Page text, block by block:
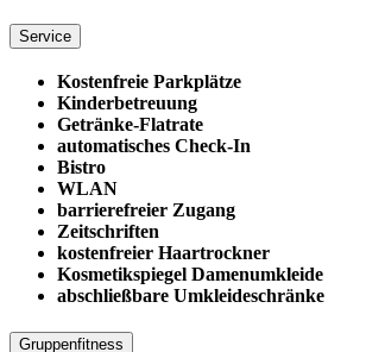
Service
Kostenfreie Parkplätze
Kinderbetreuung
Getränke-Flatrate
automatisches Check-In
Bistro
WLAN
barrierefreier Zugang
Zeitschriften
kostenfreier Haartrockner
Kosmetikspiegel Damenumkleide
abschließbare Umkleideschränke
Gruppenfitness